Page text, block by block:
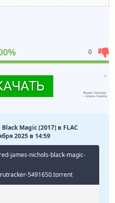
0
Magic (2017) в FLAC
2025 в 14:59
james-nichols-black-magic-
5491650.torrent